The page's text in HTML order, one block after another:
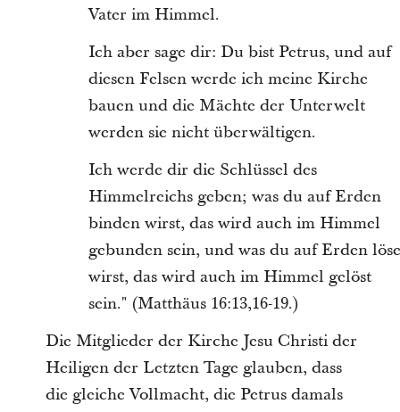
Vater im Himmel.
Ich aber sage dir: Du bist Petrus, und auf
diesen Felsen werde ich meine Kirche
bauen und die Mächte der Unterwelt
werden sie nicht überwältigen.
Ich werde dir die Schlüssel des
Himmelreichs geben; was du auf Erden
binden wirst, das wird auch im Himmel
gebunden sein, und was du auf Erden
wirst, das wird auch im Himmel gelöst
sein." (Matthäus 16:13,16-19.)
Die Mitglieder der Kirche Jesu Christi der
Heiligen der Letzten Tage glauben, dass
die gleiche Vollmacht, die Petrus damals